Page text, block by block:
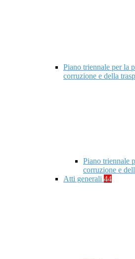
Piano triennale per la
corruzione e della
Piano triennale
corruzione e
Atti generali 44